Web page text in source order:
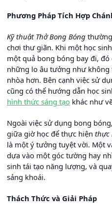
Phương Pháp Tích Hợp
Kỹ thuật Thở Bong Bóng
chơi thư giãn. Khi một học
một quả bong bóng bay đi,
những lo âu tưởng như
nhòa hơn. Bên cạnh việc sử
cũng có thể hướng dẫn học
hình thức sáng tạo khác như
Ngoài việc sử dụng bong
giữa giờ học để thực hiện thực
là một ý tưởng tuyệt vời. Một
dựa vào một góc tường hay
sinh tái tạo năng lượng, và
sảng khoái.
Thách Thức và Giải Pháp